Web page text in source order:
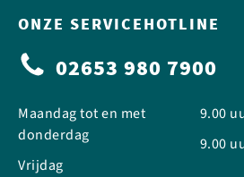
ONZE SERVICEHOTLINE
02653 980 7900
Maandag tot en met
donderdag
Vrijdag
9.00
9.00